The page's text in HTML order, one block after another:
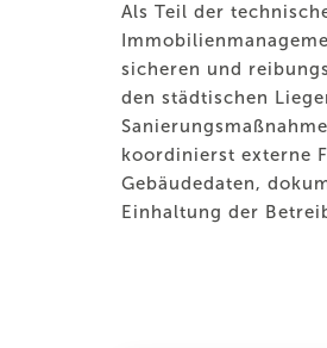
Als Teil der
sicheren und
den städtischen
koordinierst externe
Gebäudedaten,
Einhaltung der